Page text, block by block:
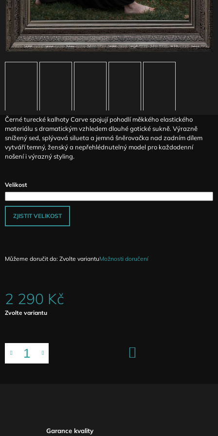
Černé turecké kalhoty Carve spojují pohodlí měkkého elastického
materiálu s dramatickým vzhledem dlouhé gotické sukně. Výrazně
snížený sed, splývavá silueta a jemná šněrovačka nad zadním dílem
vytváří temný, ženský a nepřehlédnutelný model pro každodenní
nošení i výrazný styling.
Velikost
ZJISTIT VELIKOST
Můžeme doručit do: Zvolte variantuMožnosti doručení
2 290 Kč
Měrná
Zvolte variantu
Garance kvality
J
E
M
E
3
490
Kč